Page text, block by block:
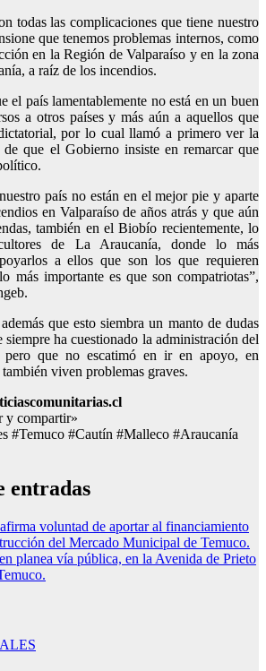
todas las complicaciones que tiene nuestro
que tenemos problemas internos, como
en la Región de Valparaíso y en la zona
a raíz de los incendios.
el país lamentablemente no está en un buen
a otros países y más aún a aquellos que
por lo cual llamó a primero ver la
que el Gobierno insiste en remarcar que
país no están en el mejor pie y aparte
en Valparaíso de años atrás y que aún
también en el Biobío recientemente, lo
de La Araucanía, donde lo más
a ellos que son los que requieren
más importante es que son compatriotas”,
que esto siembra un manto de dudas
ha cuestionado la administración del
pero que no escatimó en ir en apoyo, en
viven problemas graves.
y compartir»
#Temuco #Cautín #Malleco #Araucanía
entradas
voluntad de aportar al financiamiento
del Mercado Municipal de Temuco.
planea vía pública, en la Avenida de Prieto